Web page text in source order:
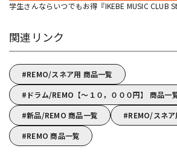
学生さんならいつでもお得『IKEBE MUSIC CLUB
関連リンク
REMO/スネア用 商品一覧
ドラム/REMO【～１０，０００円】 商品一
新品/REMO 商品一覧
REMO/スネ
REMO 商品一覧